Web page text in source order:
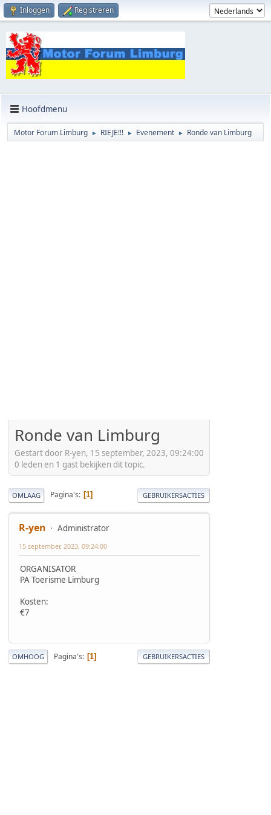
Inloggen Registreren
Hoofdmenu
Motor Forum Limburg ► RIEJE!!! ► Evenement ► Ronde van Limburg
Ronde van Limburg
Gestart door R-yen, 15 september, 2023, 09:24:00
0 leden en 1 gast bekijken dit topic.
OMLAAG Pagina's 1 GEBRUIKERSACTIES
R-yen Administrator
15 september, 2023, 09:24:00
ORGANISATOR
PA Toerisme Limburg
Kosten:
€7
OMHOOG Pagina's 1 GEBRUIKERSACTIES